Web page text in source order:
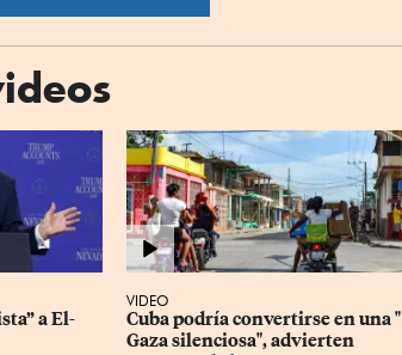
a El-
VIDEO
Cuba podría convertirse en una "
Gaza silenciosa", advierten